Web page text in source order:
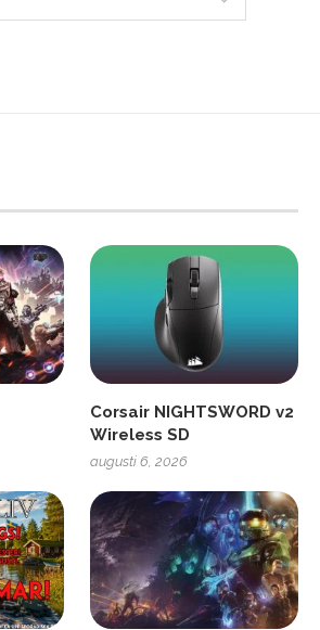
Corsair NIGHTSWORD v2
Wireless SD
augusti 6, 2026